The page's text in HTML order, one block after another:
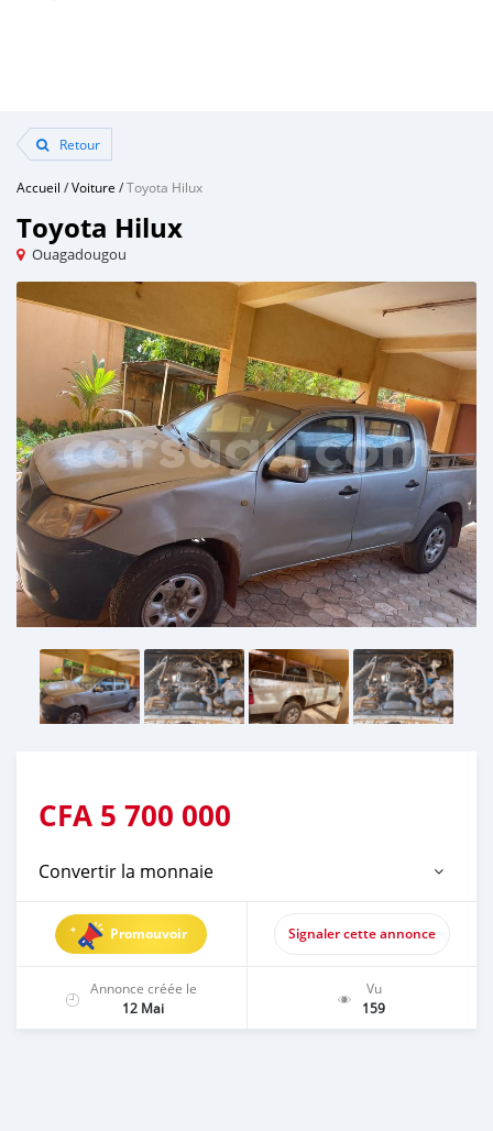
Retour
Accueil /Voiture /Toyota Hilux
Toyota Hilux
Ouagadougou
CFA 5 700 000
Convertir la monnaie
Promouvoir Signaler cette annonce
Annonce créée le
12 Mai
Vu
159